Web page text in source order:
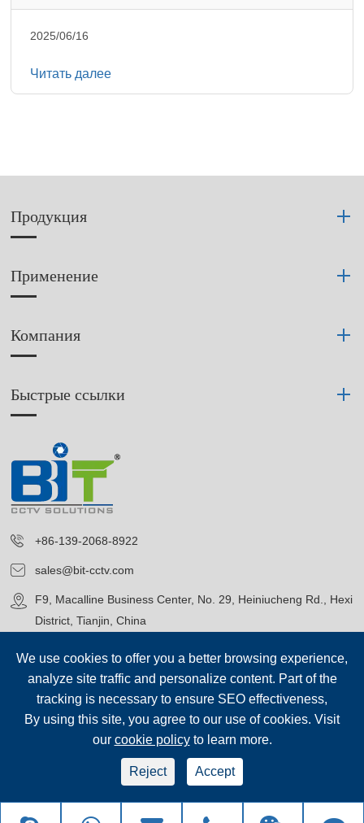
2025/06/16
Читать далее
Продукция
Применение
Компания
Быстрые ссылки
+86-139-2068-8922
sales@bit-cctv.com
F9, Macalline Business Center, No. 29, Heiniucheng Rd., Hexi
District, Tianjin, China
Авторские права© Blue Icon (Tianjin) Technology Co., Ltd.
права защищены.
sep-footer
Карта сайта
Политика конфиденциальности
We use cookies to offer you a better browsing experience,
analyze site traffic and personalize content. Part of the
tracking is necessary to ensure SEO effectiveness,
By using this site, you agree to our use of cookies. Visit
our cookie policyto learn more.
Reject Accept